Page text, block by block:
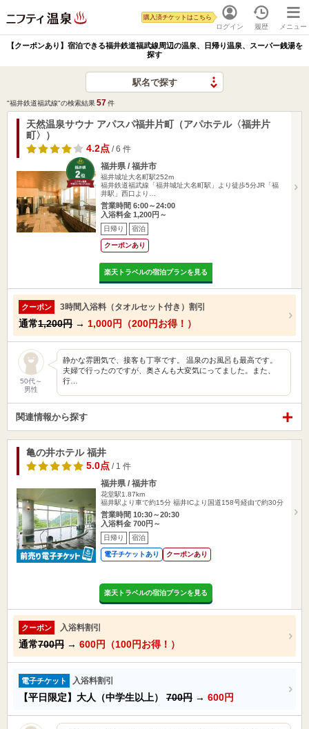
ログイン
購入済チケットはこちら
履歴 メニュー
【クーポンあり】宿泊できる福井鉄道福武線周辺の温泉、日帰り温泉、スーパー銭湯を
探す
駅名で探す
"福井鉄道福武線"の検索結果57件
天然温泉サウナ アパスパ福井片町（アパホテル〈福井片
町〉）
4.2点 / 6 件
福井県 / 福井市
福井城址大名町駅252m
福井鉄道福武線「福井城址大名町駅」より徒歩5分JR「福
井駅」西口より…
営業時間 6:00～24:00
入浴料金 1,200円～
日帰り 宿泊
クーポンあり
楽天トラベルの宿泊プランを見る
クーポン 3時間入浴料（タオルセット付き）割引
通常1,200円 → 1,000円（200円お得！）
50代～
男性
静かな雰囲気で、接客も丁寧です。 温泉のお風呂も最高です。
夫婦で行ったのですが、奥さんも大変気にってました。また、
行…
関連情報から探す
亀の井ホテル 福井
5.0点 / 1 件
福井県 / 福井市
花堂駅1.87km
福井駅より車で約15分 福井ICより国道158号経由で約30分
営業時間 10:30～20:30
入浴料金 700円～
日帰り 宿泊
電子チケットあり クーポンあり
楽天トラベルの宿泊プランを見る
クーポン 入浴料割引
通常700円 → 600円（100円お得！）
電子チケット 入浴料割引
【平日限定】大人（中学生以上） 700円 → 600円